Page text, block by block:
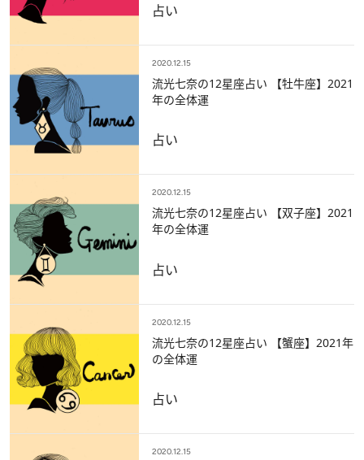
占い
2020.12.15
流光七奈の12星座占い 【牡牛座】2021
年の全体運
占い
2020.12.15
流光七奈の12星座占い 【双子座】2021
年の全体運
占い
2020.12.15
流光七奈の12星座占い 【蟹座】2021年
の全体運
占い
2020.12.15